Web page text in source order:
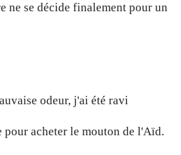
ne se décide finalement pour un
odeur, j'ai été ravi
pour acheter le mouton de l'Aïd.